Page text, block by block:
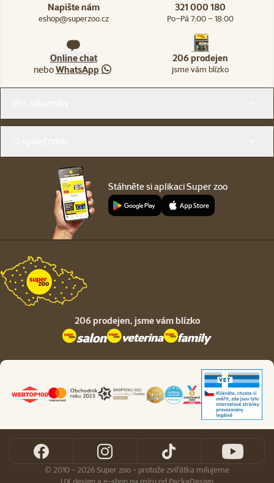
Napište nám
eshop@superzoo.cz
321 000 180
Po–Pá 7:00 – 18:00
Online chat
neboWhatsApp
206 prodejen
jsme vám blízko
Stáhněte si aplikaci Super zoo
206 prodejen, jsme vám blízko
© 2010 - 2026 Super zoo - protože zvířátka milujeme